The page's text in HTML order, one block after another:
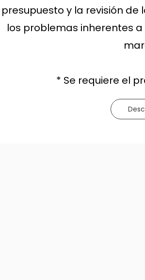
presupuesto y la revisión de
los problemas inherentes
* Se requiere el